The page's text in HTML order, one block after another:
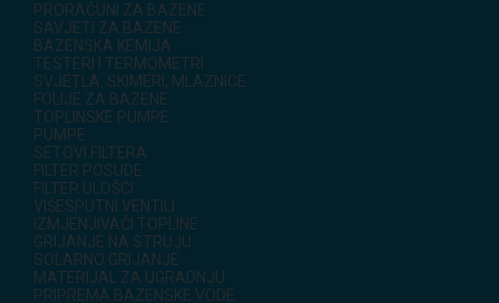
PRORAČUNI ZA BAZENE
SAVJETI ZA BAZENE
BAZENSKA KEMIJA
TESTERI I TERMOMETRI
SVJETLA, SKIMERI, MLAZNICE
FOLIJE ZA BAZENE
TOPLINSKE PUMPE
PUMPE
SETOVI FILTERA
FILTER POSUDE
FILTER ULOŠCI
VIŠESPUTNI VENTILI
IZMJENJIVAČI TOPLINE
GRIJANJE NA STRUJU
SOLARNO GRIJANJE
MATERIJAL ZA UGRADNJU
PRIPREMA BAZENSKE VODE